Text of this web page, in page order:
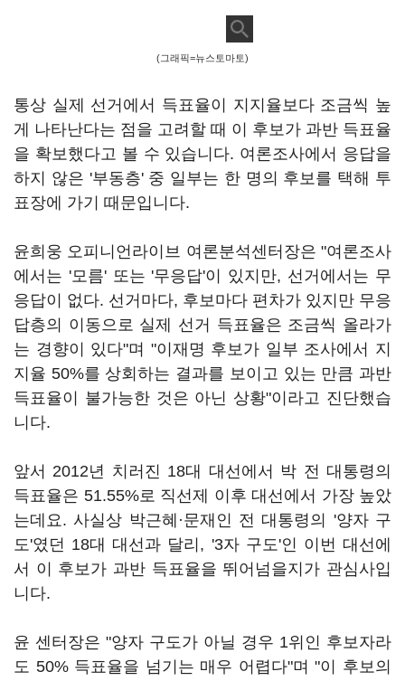
(그래픽=뉴스토마토)
통상 실제 선거에서 득표율이 지지율보다 조금씩 높
게 나타난다는 점을 고려할 때 이 후보가 과반 득표율
을 확보했다고 볼 수 있습니다. 여론조사에서 응답을
하지 않은 '부동층' 중 일부는 한 명의 후보를 택해 투
표장에 가기 때문입니다.
윤희웅 오피니언라이브 여론분석센터장은 "여론조사
에서는 '모름' 또는 '무응답'이 있지만, 선거에서는 무
응답이 없다. 선거마다, 후보마다 편차가 있지만 무응
답층의 이동으로 실제 선거 득표율은 조금씩 올라가
는 경향이 있다"며 "이재명 후보가 일부 조사에서 지
지율 50%를 상회하는 결과를 보이고 있는 만큼 과반
득표율이 불가능한 것은 아닌 상황"이라고 진단했습
니다.
앞서 2012년 치러진 18대 대선에서 박 전 대통령의
득표율은 51.55%로 직선제 이후 대선에서 가장 높았
는데요. 사실상 박근혜·문재인 전 대통령의 '양자 구
도'였던 18대 대선과 달리, '3자 구도'인 이번 대선에
서 이 후보가 과반 득표율을 뛰어넘을지가 관심사입
니다.
윤 센터장은 "양자 구도가 아닐 경우 1위인 후보자라
도 50% 득표율을 넘기는 매우 어렵다"며 "이 후보의